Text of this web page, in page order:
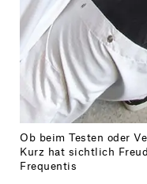
Ob beim Testen oder
Kurz hat sichtlich
Frequentis